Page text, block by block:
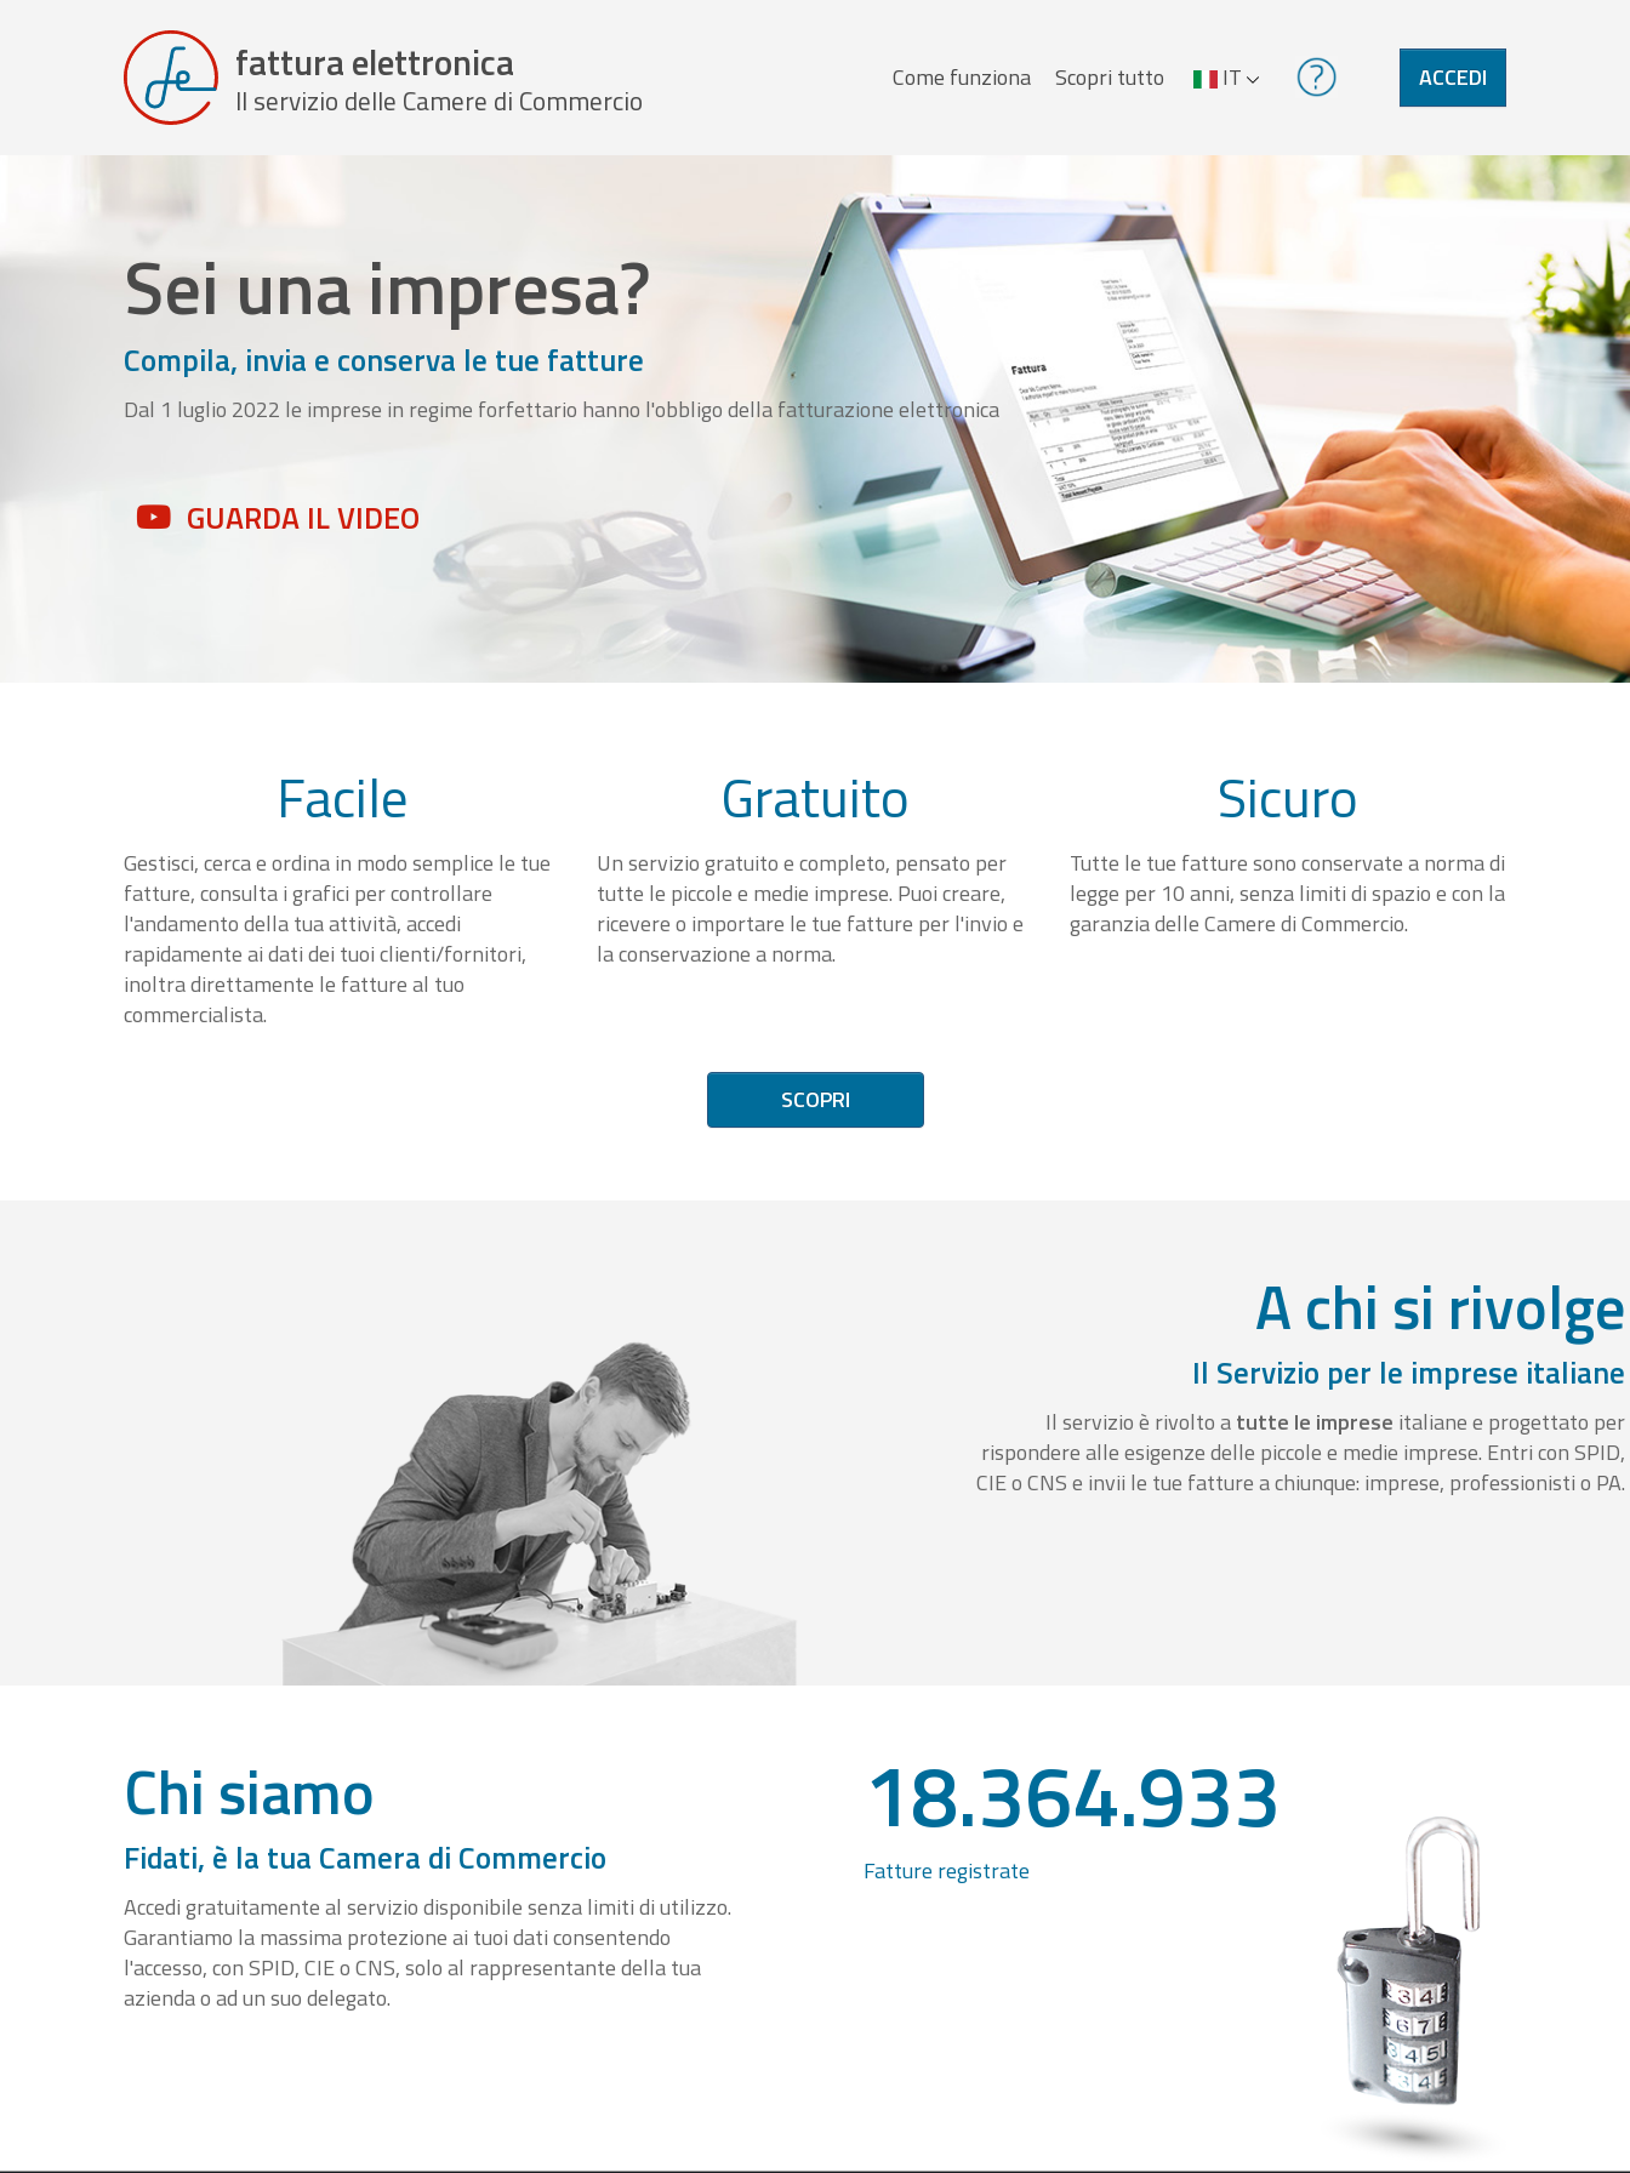
fattura elettronica
Il servizio delle Camere di Commercio Menu
Come funziona Scopri tutto IT ACCEDI
Sei una impresa?
Compila, invia e conserva le tue fatture
Dal 1 luglio 2022 le imprese in regime forfettario hanno l'obbligo della fatturazione elettronica
GUARDA IL VIDEO
Facile
Gestisci, cerca e ordina in modo semplice le tue
fatture, consulta i grafici per controllare
l'andamento della tua attività, accedi
rapidamente ai dati dei tuoi clienti/fornitori,
inoltra direttamente le fatture al tuo
commercialista.
Gratuito
Un servizio gratuito e completo, pensato per
tutte le piccole e medie imprese. Puoi creare,
ricevere o importare le tue fatture per l'invio e
la conservazione a norma.
Sicuro
Tutte le tue fatture sono conservate a norma di
legge per 10 anni, senza limiti di spazio e con la
garanzia delle Camere di Commercio.
SCOPRI
A chi si rivolge
Il Servizio per le imprese italiane
Il servizio è rivolto atutte le imprese italiane e progettato per
rispondere alle esigenze delle piccole e medie imprese. Entri con SPID,
CIE o CNS e invii le tue fatture a chiunque: imprese, professionisti o PA.
Chi siamo
Fidati, è la tua Camera di Commercio
Accedi gratuitamente al servizio disponibile senza limiti di utilizzo.
Garantiamo la massima protezione ai tuoi dati consentendo
l'accesso, con SPID, CIE o CNS, solo al rappresentante della tua
azienda o ad un suo delegato.
18.364.933
Fatture registrate